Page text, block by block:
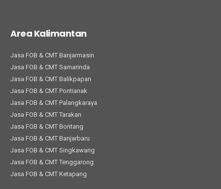
Area Kalimantan
Jasa FOB & CMT Banjarmasin
Jasa FOB & CMT Samarinda
Jasa FOB & CMT Balikpapan
Jasa FOB & CMT Pontianak
Jasa FOB & CMT Palangkaraya
Jasa FOB & CMT Tarakan
Jasa FOB & CMT Bontang
Jasa FOB & CMT Banjarbaru
Jasa FOB & CMT Singkawang
Jasa FOB & CMT Tenggarong
Jasa FOB & CMT Ketapang